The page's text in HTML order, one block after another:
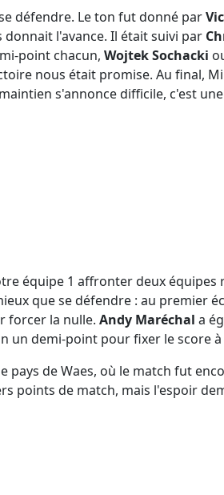
défendre. Le ton fut donné par
l'avance. Il était suivi par
point chacun, Wojtek Sochacki
nous était promise. Au final,
s'annonce difficile, c'est
équipe 1 affronter deux
que se défendre : au premier
forcer la nulle. Andy Maréchal a
un demi-point pour fixer le score à
de Waes, où le match fut
points de match, mais l'espoir